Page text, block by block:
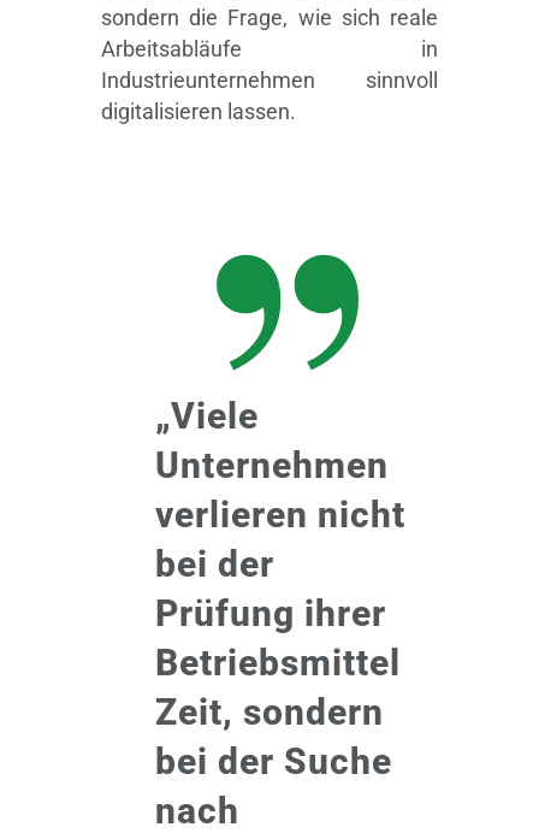
sondern die Frage, wie sich reale
Arbeitsabläufe in
Industrieunternehmen sinnvoll
digitalisieren lassen.
„Viele
Unternehmen
verlieren nicht
bei der
Prüfung ihrer
Betriebsmittel
Zeit, sondern
bei der Suche
nach